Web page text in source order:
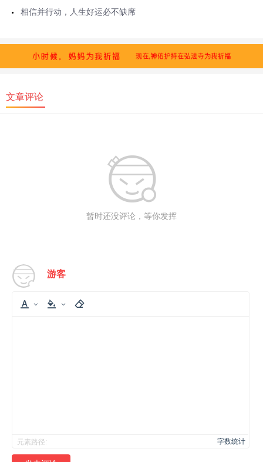
相信并行动，人生好运必不缺席
文章评论
暂时还没评论，等你发挥
游客
元素路径: 字数统计